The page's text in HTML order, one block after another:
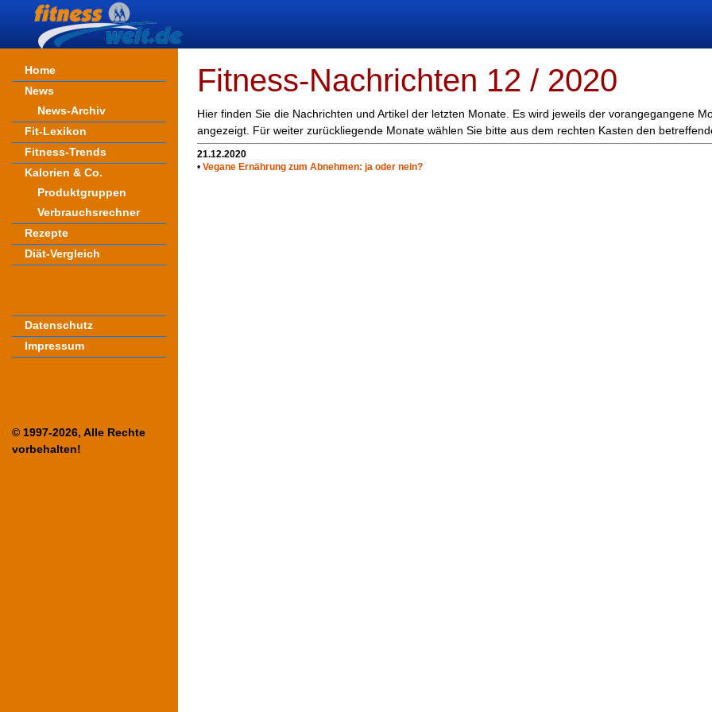
Home
News
News-Archiv
Fit-Lexikon
Fitness-Trends
Kalorien & Co.
Produktgruppen
Verbrauchsrechner
Rezepte
Diät-Vergleich
Datenschutz
Impressum
© 1997-2026, Alle Rechte
vorbehalten!
Fitness-Nachrichten 12 / 2020
Hier finden Sie die Nachrichten und Artikel der letzten Monate. Es wird jeweils der vorangegangene
angezeigt. Für weiter zurückliegende Monate wählen Sie bitte aus dem rechten Kasten den
21.12.2020
• Vegane Ernährung zum Abnehmen: ja oder nein?